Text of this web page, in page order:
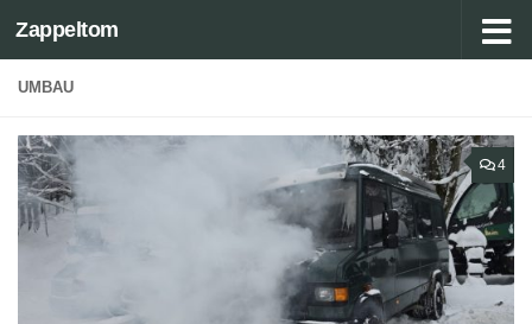
Zum Inhalt springen
Zappeltom
UMBAU
4